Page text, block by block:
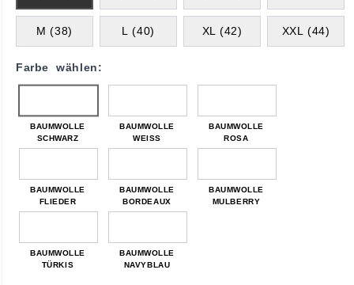
M (38) L (40) XL (42) XXL (44)
Farbe wählen:
BAUMWOLLE
SCHWARZ
BAUMWOLLE
WEISS
BAUMWOLLE
ROSA
BAUMWOLLE
FLIEDER
BAUMWOLLE
BORDEAUX
BAUMWOLLE
MULBERRY
BAUMWOLLE
TÜRKIS
BAUMWOLLE
NAVYBLAU